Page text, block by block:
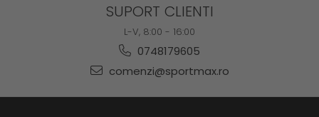
SUPORT CLIENTI
L-V, 8:00 - 16:00
0748179605
comenzi@sportmax.ro